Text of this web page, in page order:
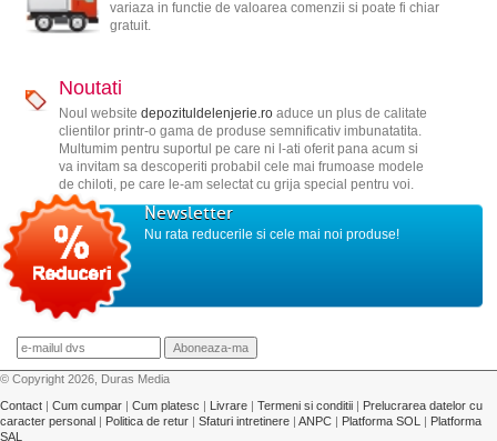
variaza in functie de valoarea comenzii si poate fi chiar
gratuit.
Noutati
Noul website depozituldelenjerie.roaduce un plus de calitate
clientilor printr-o gama de produse semnificativ imbunatatita.
Multumim pentru suportul pe care ni l-ati oferit pana acum si
va invitam sa descoperiti probabil cele mai frumoase modele
de chiloti, pe care le-am selectat cu grija special pentru voi.
Newsletter
Nu rata reducerile si cele mai noi produse!
© Copyright 2026, Duras Media
Contact | Cum cumpar | Cum platesc | Livrare | Termeni si conditii | Prelucrarea datelor cu
caracter personal | Politica de retur | Sfaturi intretinere | ANPC | Platforma SOL | Platforma
SAL